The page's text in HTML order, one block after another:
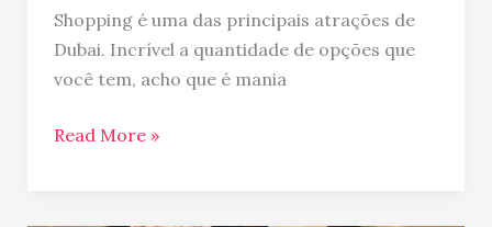
Shopping é uma das principais atrações de
Dubai. Incrível a quantidade de opções que
você tem, acho que é mania
Read More »